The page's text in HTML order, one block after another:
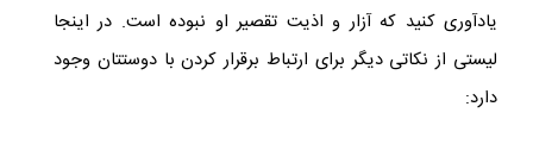
یادآوری کنید که آزار و اذیت تقصیر او نبوده است. در اینجا
لیستی از نکاتی دیگر برای ارتباط برقرار کردن با دوستتان وجود
دارد: